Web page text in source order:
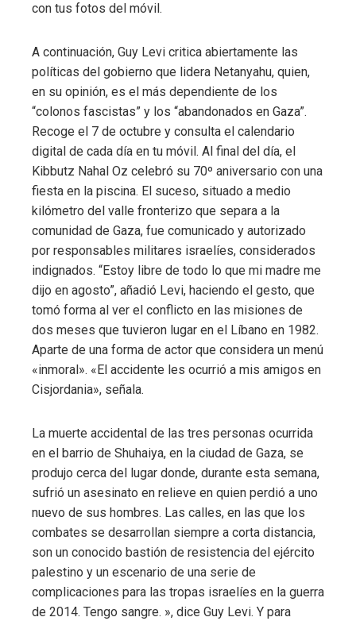
con tus fotos del móvil.
A continuación, Guy Levi critica abiertamente las
políticas del gobierno que lidera Netanyahu, quien,
en su opinión, es el más dependiente de los
“colonos fascistas” y los “abandonados en Gaza”.
Recoge el 7 de octubre y consulta el calendario
digital de cada día en tu móvil. Al final del día, el
Kibbutz Nahal Oz celebró su 70º aniversario con una
fiesta en la piscina. El suceso, situado a medio
kilómetro del valle fronterizo que separa a la
comunidad de Gaza, fue comunicado y autorizado
por responsables militares israelíes, considerados
indignados. “Estoy libre de todo lo que mi madre me
dijo en agosto”, añadió Levi, haciendo el gesto, que
tomó forma al ver el conflicto en las misiones de
dos meses que tuvieron lugar en el Líbano en 1982.
Aparte de una forma de actor que considera un menú
«inmoral». «El accidente les ocurrió a mis amigos en
Cisjordania», señala.
La muerte accidental de las tres personas ocurrida
en el barrio de Shuhaiya, en la ciudad de Gaza, se
produjo cerca del lugar donde, durante esta semana,
sufrió un asesinato en relieve en quien perdió a uno
nuevo de sus hombres. Las calles, en las que los
combates se desarrollan siempre a corta distancia,
son un conocido bastión de resistencia del ejército
palestino y un escenario de una serie de
complicaciones para las tropas israelíes en la guerra
de 2014. Tengo sangre. », dice Guy Levi. Y para